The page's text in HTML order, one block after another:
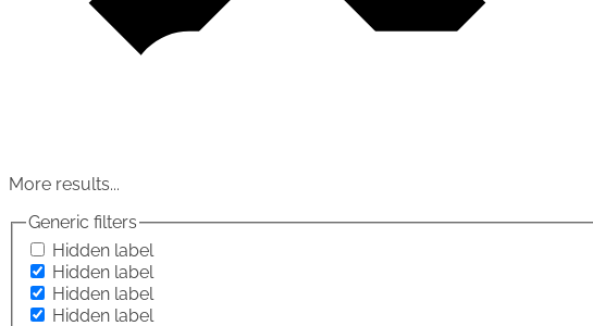
More results...
Generic filters
Hidden label
Hidden label
Hidden label
Hidden label